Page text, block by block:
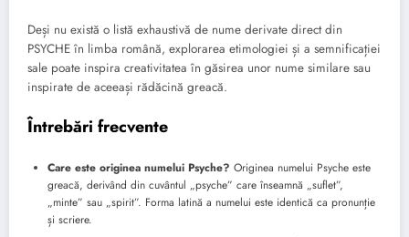
Deși nu există o listă exhaustivă de nume derivate direct din
PSYCHE în limba română, explorarea etimologiei și a semnificației
sale poate inspira creativitatea în găsirea unor nume similare sau
inspirate de aceeași rădăcină greacă.
Întrebări frecvente
Care este originea numelui Psyche? Originea numelui Psyche este
greacă, derivând din cuvântul „psyche” care înseamnă „suflet”,
„minte” sau „spirit”. Forma latină a numelui este identică ca pronunție
și scriere.